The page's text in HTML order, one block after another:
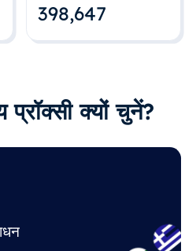
398,648
प्रॉक्सी क्यों चुनें?